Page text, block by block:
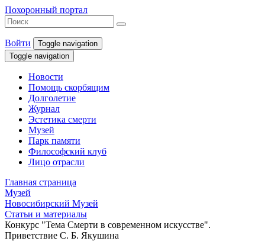
Похоронный портал
Войти
Toggle navigation
Toggle navigation
Новости
Помощь скорбящим
Долголетие
Журнал
Эстетика смерти
Музей
Парк памяти
Философский клуб
Лицо отрасли
Главная страница
Музей
Новосибирский Музей
Статьи и материалы
Конкурс "Тема Смерти в современном искусстве".
Приветствие С. Б. Якушина